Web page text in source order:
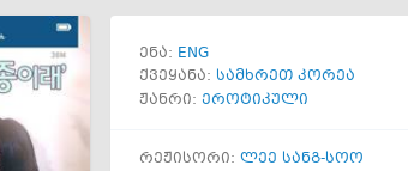
ენა: ENG
ქვეყანა: სამხრეთ კორეა
ჟანრი: ეროტიკული
რეჟისორი: ლეე სანგ-სოო